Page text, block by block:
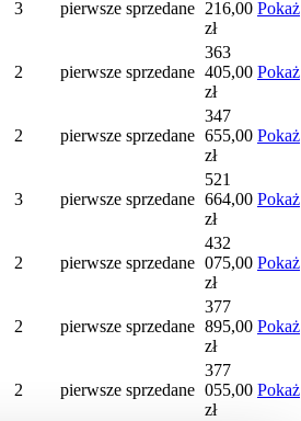
3 pierwsze sprzedane 216,00
zł
Pokaż
2 pierwsze sprzedane
363
405,00
zł
Pokaż
2 pierwsze sprzedane
347
655,00
zł
Pokaż
3 pierwsze sprzedane
521
664,00
zł
Pokaż
2 pierwsze sprzedane
432
075,00
zł
Pokaż
2 pierwsze sprzedane
377
895,00
zł
Pokaż
2 pierwsze sprzedane
377
055,00
zł
Pokaż